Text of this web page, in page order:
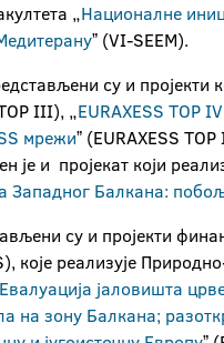
„Националне
ˮ (VI-SEEM).
су и пројекти
III), „EURAXESS TOP
мрежиˮ (EURAXESS
је и пројекат који
Западног Балкана:
су и пројекти
које реализује
Евалуација јаловишта
на зону Балкана;